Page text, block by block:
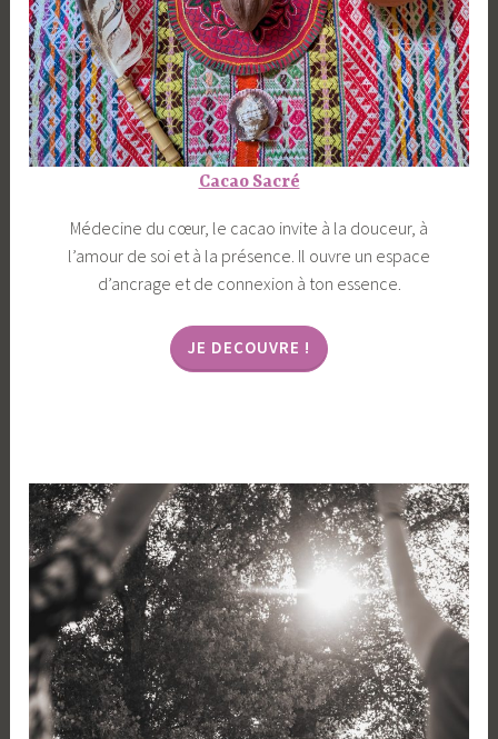
Cacao Sacré
Médecine du cœur, le cacao invite à la douceur, à
l’amour de soi et à la présence. Il ouvre un espace
d’ancrage et de connexion à ton essence.
JE DECOUVRE !